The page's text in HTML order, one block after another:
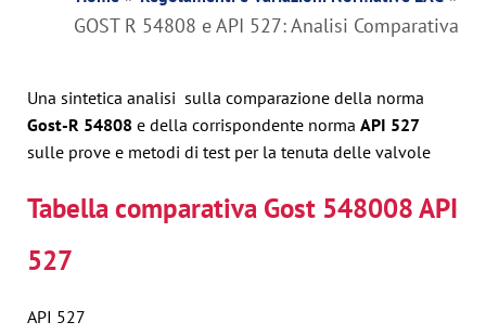
GOST R 54808 e API 527: Analisi Comparativa
Una sintetica analisi sulla comparazione della norma
Gost-R 54808 e della corrispondente norma API 527
sulle prove e metodi di test per la tenuta delle valvole
Tabella comparativa Gost 548008 API
527
API 527